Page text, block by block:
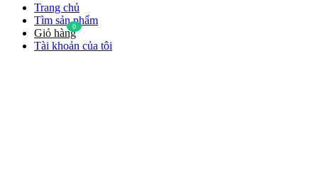
Trang chủ
Tìm sản phẩm
0
Giỏ hàng
Tài khoản của tôi